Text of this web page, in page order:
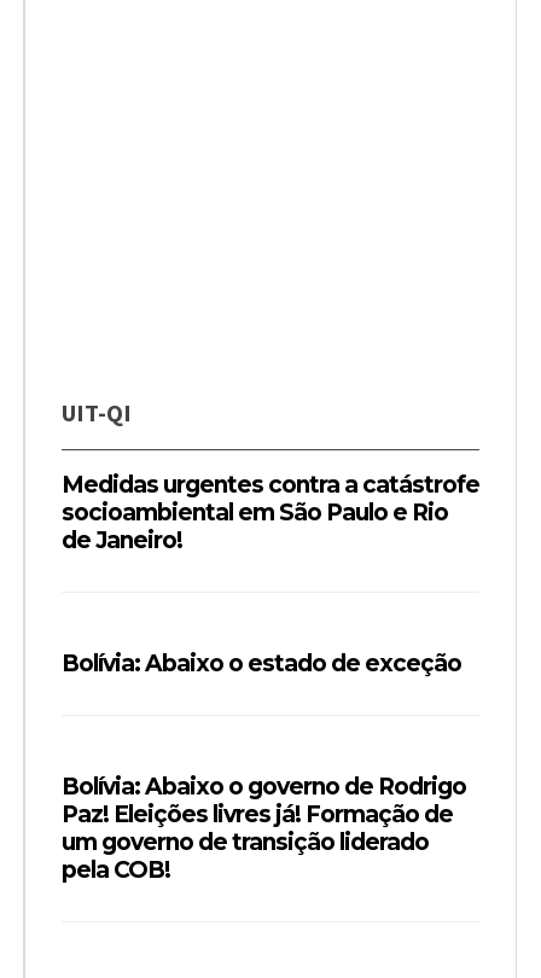
UIT-QI
Medidas urgentes contra a catástrofe
socioambiental em São Paulo e Rio
de Janeiro!
Bolívia: Abaixo o estado de exceção
Bolívia: Abaixo o governo de Rodrigo
Paz! Eleições livres já! Formação de
um governo de transição liderado
pela COB!